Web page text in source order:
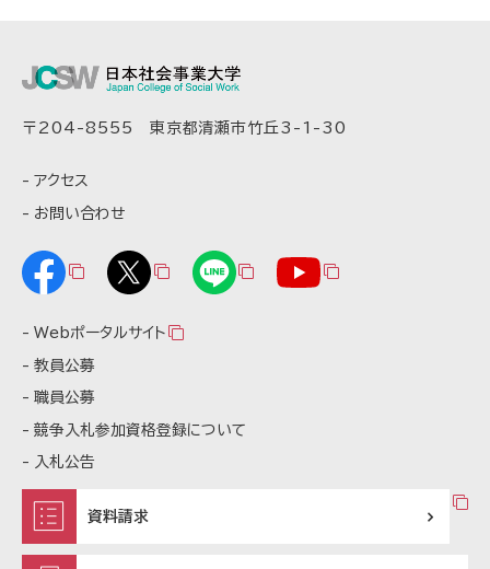
〒204-8555 東京都清瀬市竹丘3-1-30
アクセス
お問い合わせ
Webポータルサイト
教員公募
職員公募
競争入札参加資格登録について
入札公告
資料請求